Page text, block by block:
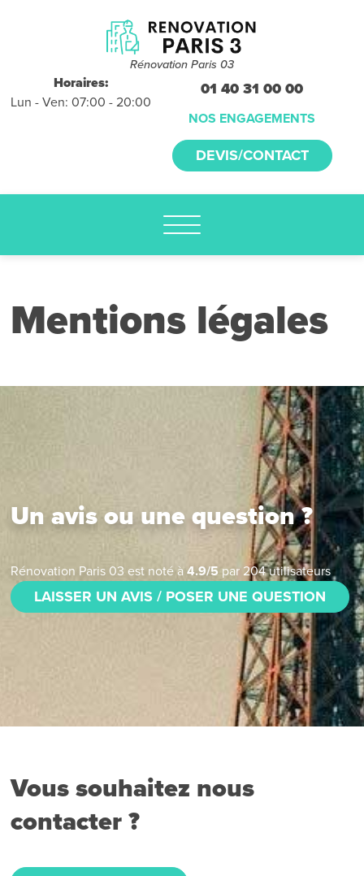
Rénovation Paris 03
Horaires:
Lun - Ven: 07:00 - 20:00
01 40 31 00 00
NOS ENGAGEMENTS
DEVIS/CONTACT
déplacements
gratuitssans
engagement
appelez-nous :
01.40.31.00.00
Mentions légales
Un avis ou une question ?
Rénovation Paris 03 est noté à4.9/5 par 204utilisateurs
LAISSER UN AVIS / POSER UNE QUESTION
Vous souhaitez nous
contacter ?